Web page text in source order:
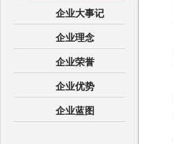
企业大事记
企业理念
企业荣誉
企业优势
企业蓝图